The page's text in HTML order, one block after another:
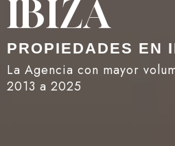
IBIZA
PROPIEDADES EN
La Agencia con mayor
2013 a 2025